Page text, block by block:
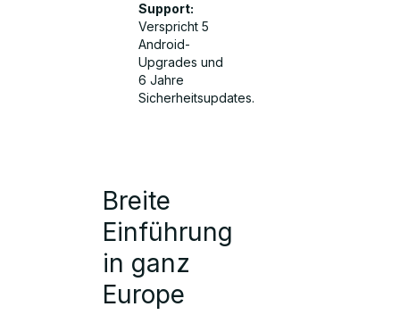
Support:
Verspricht 5
Android-
Upgrades und
6 Jahre
Sicherheitsupdates.
Breite
Einführung
in ganz
Europe